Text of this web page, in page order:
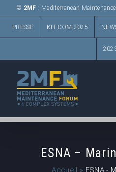
Passer
contenu
© 2MF : Mediterranean
PRESSE KIT COM 2025
ESNA –
Accueil » ESNA -